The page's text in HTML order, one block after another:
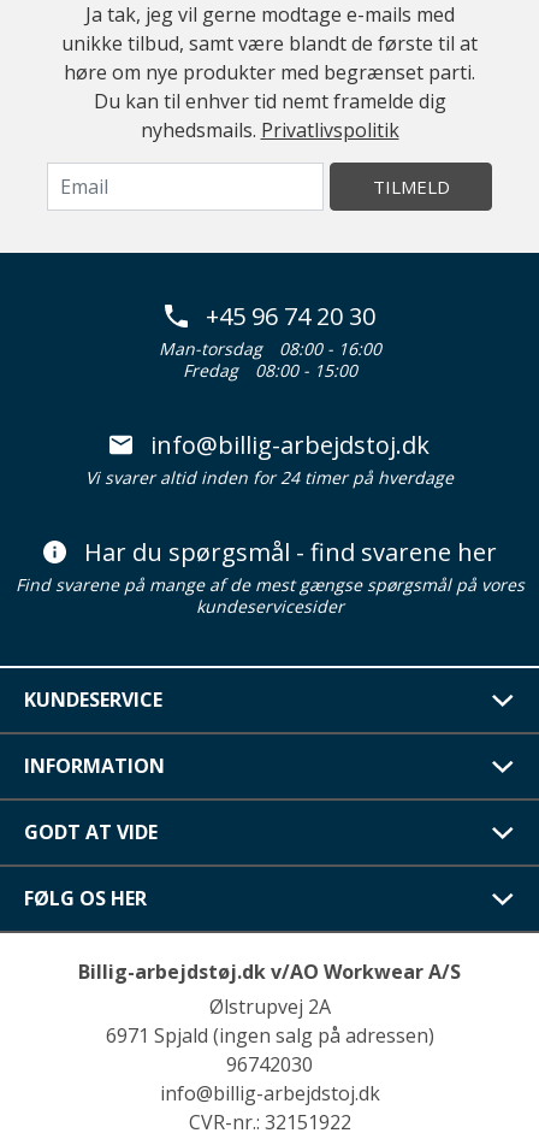
Ja tak, jeg vil gerne modtage e-mails med
unikke tilbud, samt være blandt de første til at
høre om nye produkter med begrænset parti.
Du kan til enhver tid nemt framelde dig
nyhedsmails. Privatlivspolitik
TILMELD
+45 96 74 20 30
Man-torsdag
08:00 - 16:00
Fredag
08:00 - 15:00
info@billig-arbejdstoj.dk
Vi svarer altid inden for 24 timer på hverdage
Har du spørgsmål - find svarene her
Find svarene på mange af de mest gængse spørgsmål på vores
kundeservicesider
KUNDESERVICE
INFORMATION
GODT AT VIDE
FØLG OS HER
Billig-arbejdstøj.dk v/AO Workwear A/S
Ølstrupvej 2A
6971 Spjald (ingen salg på adressen)
96742030
info@billig-arbejdstoj.dk
CVR-nr.: 32151922